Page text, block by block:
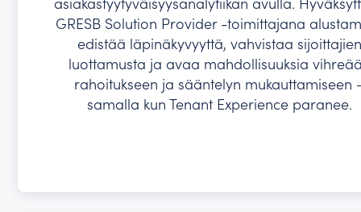
asiakastyytyväisyysanalytiikan avulla.
GRESB Solution Provider -toimittajana
edistää läpinäkyvyyttä, vahvistaa sijoittajien
luottamusta ja avaa mahdollisuuksia
rahoitukseen ja sääntelyn mukauttamiseen
samalla kun Tenant Experience paranee.